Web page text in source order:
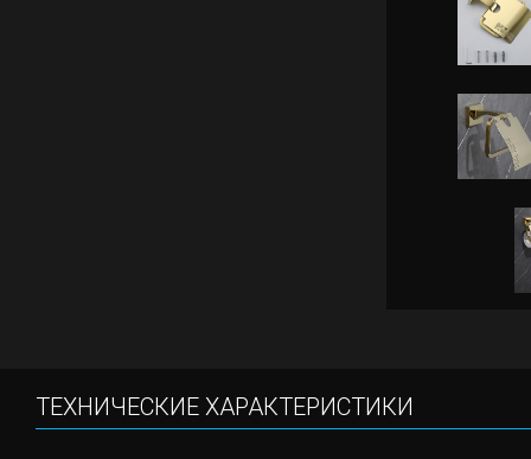
ТЕХНИЧЕСКИЕ ХАРАКТЕРИСТИКИ